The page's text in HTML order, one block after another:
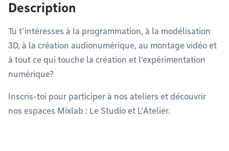
Description
Tu t’intéresses à la programmation, à la modélisation
3D, à la création audionumérique, au montage vidéo et
à tout ce qui touche la création et l’expérimentation
numérique?
Inscris-toi pour participer à nos ateliers et découvrir
nos espaces Mixlab : Le Studio et L’Atelier.